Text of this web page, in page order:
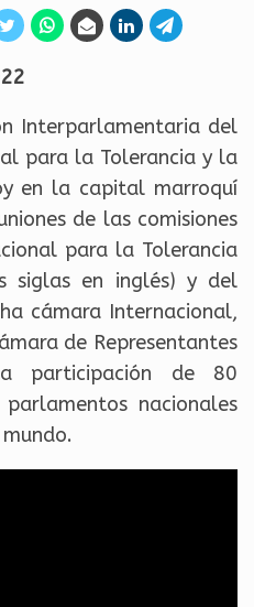
Interparlamentaria del
para la Tolerancia y la
en la capital marroquí
de las comisiones
para la Tolerancia
siglas en inglés) y del
cámara Internacional,
de Representantes
participación de 80
nacionales